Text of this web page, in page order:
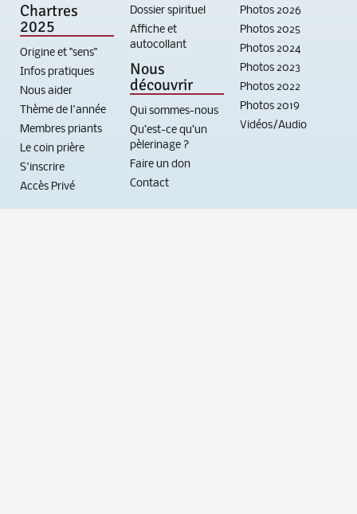
Chartres
2025
Origine et "sens"
Infos pratiques
Nous aider
Thème de l'année
Membres priants
Le coin prière
S'inscrire
Accès Privé
Dossier spirituel
Affiche et
autocollant
Nous
découvrir
Qui sommes-nous
Qu’est-ce qu’un
pèlerinage ?
Faire un don
Contact
Photos 2026
Photos 2025
Photos 2024
Photos 2023
Photos 2022
Photos 2019
Vidéos/Audio